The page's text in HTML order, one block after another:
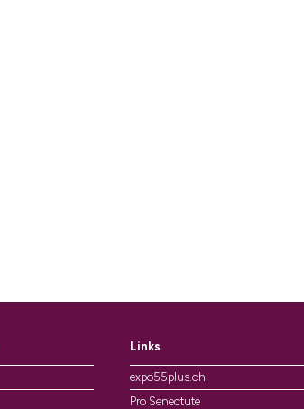
Links
expo55plus.ch
Pro Senectute